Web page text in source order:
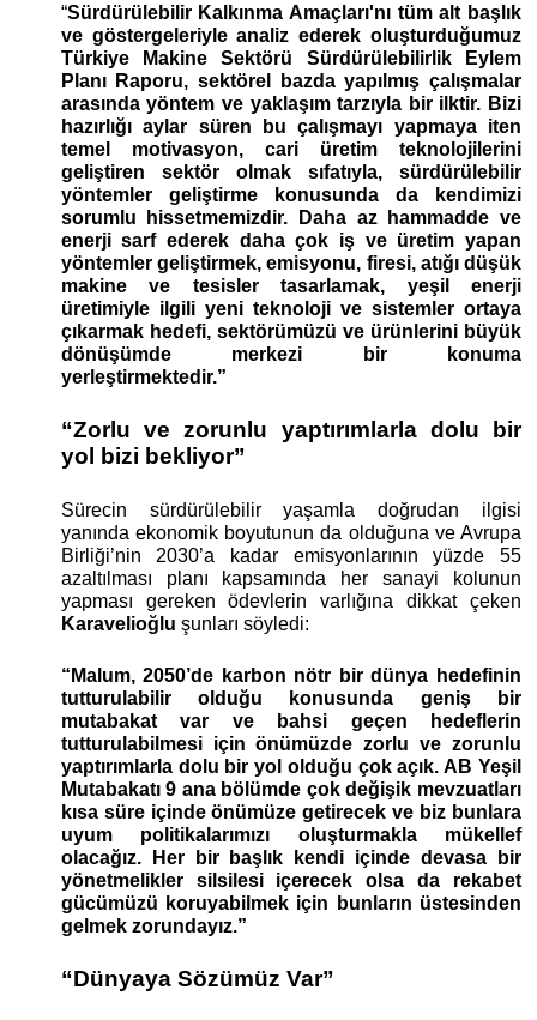
“Sürdürülebilir Kalkınma Amaçları'nı tüm alt başlık
ve göstergeleriyle analiz ederek oluşturduğumuz
Türkiye Makine Sektörü Sürdürülebilirlik Eylem
Planı Raporu, sektörel bazda yapılmış çalışmalar
arasında yöntem ve yaklaşım tarzıyla bir ilktir. Bizi
hazırlığı aylar süren bu çalışmayı yapmaya iten
temel motivasyon, cari üretim teknolojilerini
geliştiren sektör olmak sıfatıyla, sürdürülebilir
yöntemler geliştirme konusunda da kendimizi
sorumlu hissetmemizdir. Daha az hammadde ve
enerji sarf ederek daha çok iş ve üretim yapan
yöntemler geliştirmek, emisyonu, firesi, atığı düşük
makine ve tesisler tasarlamak, yeşil enerji
üretimiyle ilgili yeni teknoloji ve sistemler ortaya
çıkarmak hedefi, sektörümüzü ve ürünlerini büyük
dönüşümde merkezi bir konuma
yerleştirmektedir.”
“Zorlu ve zorunlu yaptırımlarla dolu bir
yol bizi bekliyor”
Sürecin sürdürülebilir yaşamla doğrudan ilgisi
yanında ekonomik boyutunun da olduğuna ve Avrupa
Birliği’nin 2030’a kadar emisyonlarının yüzde 55
azaltılması planı kapsamında her sanayi kolunun
Karavelioğlu şunları söyledi:
“Malum, 2050’de karbon nötr bir dünya hedefinin
tutturulabilir olduğu konusunda geniş bir
mutabakat var ve bahsi geçen hedeflerin
tutturulabilmesi için önümüzde zorlu ve zorunlu
yaptırımlarla dolu bir yol olduğu çok açık. AB Yeşil
Mutabakatı 9 ana bölümde çok değişik mevzuatları
kısa süre içinde önümüze getirecek ve biz bunlara
uyum politikalarımızı oluşturmakla mükellef
olacağız. Her bir başlık kendi içinde devasa bir
yönetmelikler silsilesi içerecek olsa da rekabet
gücümüzü koruyabilmek için bunların üstesinden
gelmek zorundayız.”
“Dünyaya Sözümüz Var”